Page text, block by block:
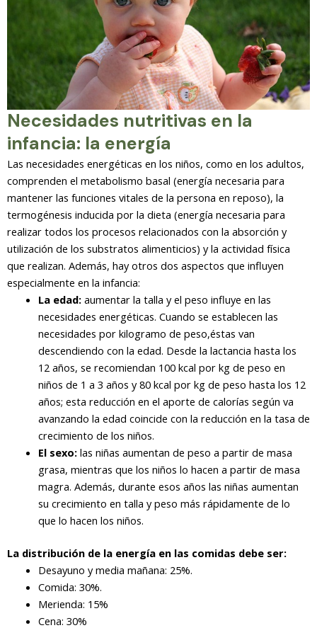
Necesidades nutritivas en la
infancia: la energía
Las necesidades energéticas en los niños, como en los adultos,
comprenden el metabolismo basal (energía necesaria para
mantener las funciones vitales de la persona en reposo), la
termogénesis inducida por la dieta (energía necesaria para
realizar todos los procesos relacionados con la absorción y
utilización de los substratos alimenticios) y la actividad física
que realizan. Además, hay otros dos aspectos que influyen
especialmente en la infancia:
La edad: aumentar la talla y el peso influye en las
necesidades energéticas. Cuando se establecen las
necesidades por kilogramo de peso,éstas van
descendiendo con la edad. Desde la lactancia hasta los
12 años, se recomiendan 100 kcal por kg de peso en
niños de 1 a 3 años y 80 kcal por kg de peso hasta los 12
años; esta reducción en el aporte de calorías según va
avanzando la edad coincide con la reducción en la tasa de
crecimiento de los niños.
El sexo: las niñas aumentan de peso a partir de masa
grasa, mientras que los niños lo hacen a partir de masa
magra. Además, durante esos años las niñas aumentan
su crecimiento en talla y peso más rápidamente de lo
que lo hacen los niños.
La distribución de la energía en las comidas debe ser:
Desayuno y media mañana: 25%.
Comida: 30%.
Merienda: 15%
Cena: 30%